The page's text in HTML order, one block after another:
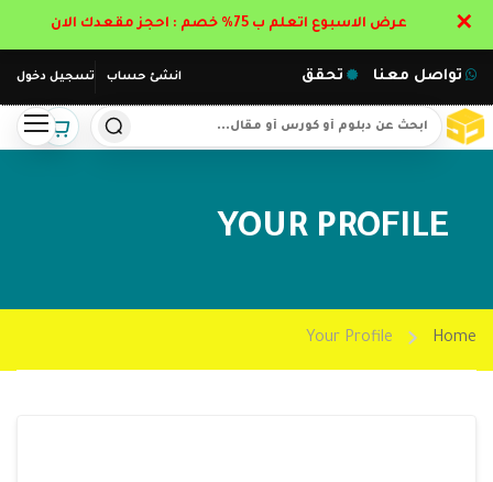
انشئ حساب تسجيل دخول تواصل معنا تحقق
YOUR PROFILE
Home
Your Profile
عرض الاسبوع اتعلم ب 75% خصم : احجز مقعدك الان ✕